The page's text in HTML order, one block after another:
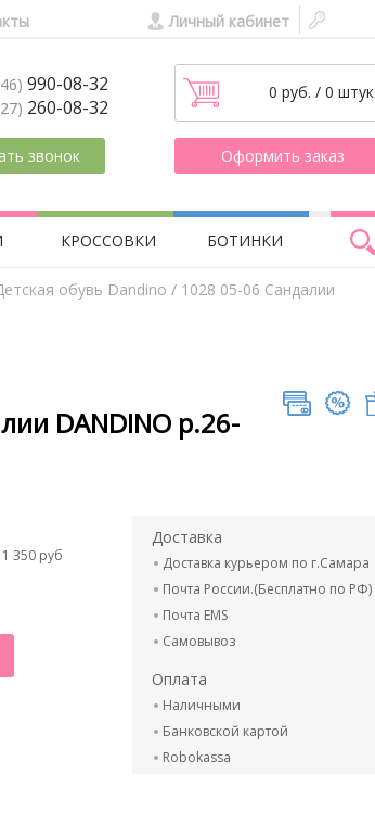
Личный кабинет
990-08-32
260-08-32
звонок
0 руб. / 0 штук
Оформить заказ
КРОССОВКИ БОТИНКИ
обувь Dandino / 1028 05-06 Сандалии
DANDINO р.26-
350 руб
Доставка
Доставка курьером по г.Самара
Почта России.(Бесплатно по РФ)
Почта EMS
Самовывоз
Оплата
Наличными
Банковской картой
Robokassa